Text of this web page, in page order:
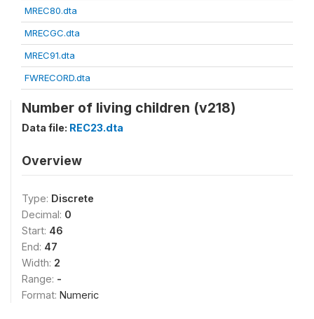
MREC80.dta
MRECGC.dta
MREC91.dta
FWRECORD.dta
Number of living children (v218)
Data file: REC23.dta
Overview
Type: Discrete
Decimal: 0
Start: 46
End: 47
Width: 2
Range: -
Format: Numeric